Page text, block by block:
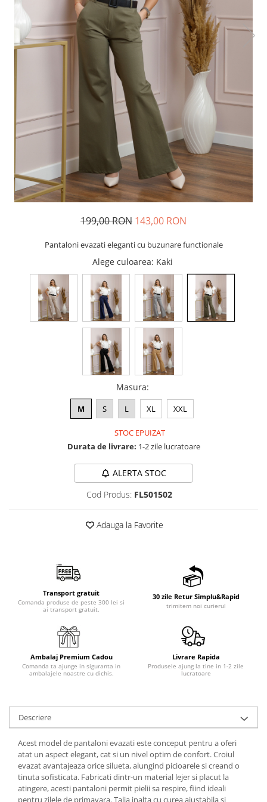
199,00 RON 143,00 RON
Pantaloni evazati eleganti cu buzunare functionale
Alege culoarea: Kaki
Masura:
M S L XL XXL
STOC EPUIZAT
Durata de livrare: 1-2 zile lucratoare
ALERTA STOC
Cod Produs: FL501502
Adauga la Favorite
Transport gratuit
Comanda produse de peste 300 lei si
ai transport gratuit.
30 zile Retur Simplu&Rapid
trimitem noi curierul
Ambalaj Premium Cadou
Comanda ta ajunge in siguranta in
ambalajele noastre cu dichis.
Livrare Rapida
Produsele ajung la tine in 1-2 zile
lucratoare
Descriere
Acest model de pantaloni evazati este conceput pentru a oferi
atat un aspect elegant, cat si un nivel optim de confort. Croiul
evazat avantajeaza orice silueta, alungind picioarele si creand o
tinuta sofisticata. Fabricati dintr-un material lejer si placut la
atingere, acesti pantaloni permit pielii sa respire, fiind ideali
pentru zilele de primavara. Talia inalta cu curea ajustabila si